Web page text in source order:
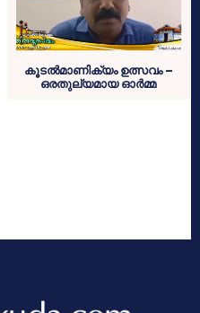
കൂടൽമാണിക്യം ഉത്സവം –
ഒരതുല്യമായ ഓർമ്മ